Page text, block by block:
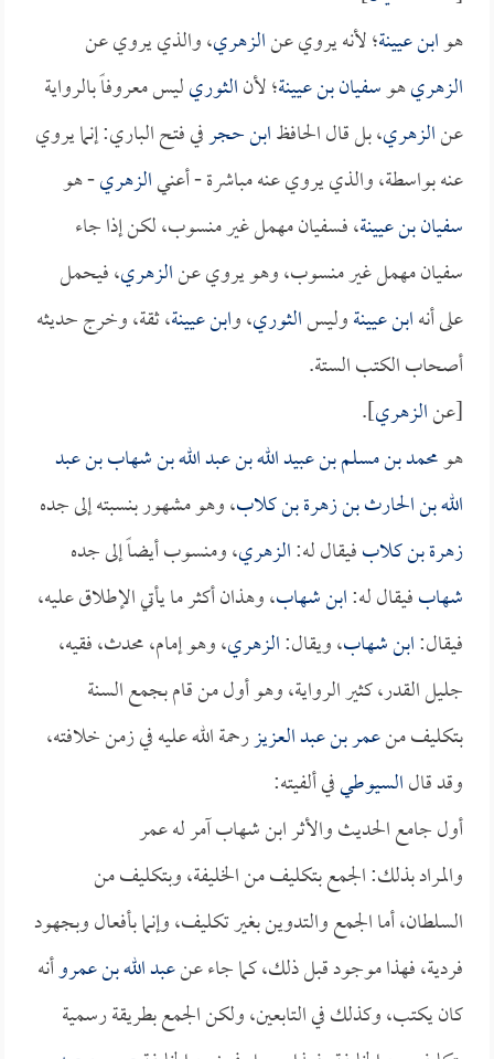
هوابن عيينة؛ لأنه يروي عنالزهري، والذي يروي عن
الزهريهوسفيان بن عيينة؛ لأنالثوريليس معروفاً بالرواية
عنالزهري، بل قال الحافظابن حجرفي فتح الباري: إنما يروي
عنه بواسطة، والذي يروي عنه مباشرة - أعنيالزهري- هو
سفيان بن عيينة، فـسفيان مهمل غير منسوب، لكن إذا جاء
سفيان مهمل غير منسوب، وهو يروي عنالزهري، فيحمل
على أنهابن عيينةوليسالثوري، وابن عيينة، ثقة، وخرج حديثه
أصحاب الكتب الستة.
[عنالزهري].
هومحمد بن مسلم بن عبيد الله بن عبد الله بن شهاب بن عبد
الله بن الحارث بن زهرة بن كلاب، وهو مشهور بنسبته إلى جده
زهرة بن كلابفيقال له:الزهري، ومنسوب أيضاً إلى جده
شهابفيقال له:ابن شهاب، وهذان أكثر ما يأتي الإطلاق عليه،
فيقال:ابن شهاب، ويقال:الزهري، وهو إمام، محدث، فقيه،
جليل القدر، كثير الرواية، وهو أول من قام بجمع السنة
بتكليف منعمر بن عبد العزيزرحمة الله عليه في زمن خلافته،
وقد قالالسيوطيفي ألفيته:
أول جامع الحديث والأثر ابن شهاب آمر له عمر
والمراد بذلك: الجمع بتكليف من الخليفة، وبتكليف من
السلطان، أما الجمع والتدوين بغير تكليف، وإنما بأفعال وبجهود
فردية، فهذا موجود قبل ذلك، كما جاء عنعبد الله بن عمروأنه
كان يكتب، وكذلك في التابعين، ولكن الجمع بطريقة رسمية